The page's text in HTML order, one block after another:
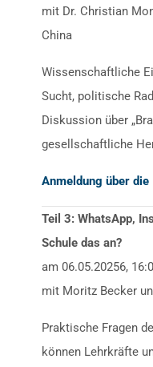
mit Dr. Christian
China
Wissenschaftliche
Sucht, politische
Diskussion über
gesellschaftliche
Anmeldung über die
Teil 3: WhatsApp,
Schule das an?
am 06.05.20256,
mit Moritz Becker
Praktische Fragen
können Lehrkräfte